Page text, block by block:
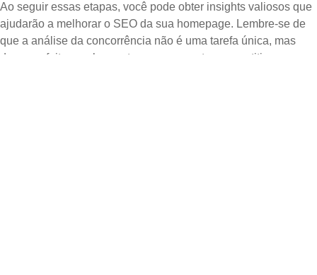
Ao seguir essas etapas, você pode obter insights valiosos que
ajudarão a melhorar o SEO da sua homepage. Lembre-se de
que a análise da concorrência não é uma tarefa única, mas
deve ser feita regularmente para se manter competitivo.